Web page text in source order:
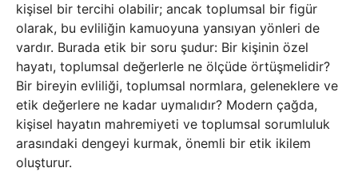
kişisel bir tercihi olabilir; ancak toplumsal bir figür
olarak, bu evliliğin kamuoyuna yansıyan yönleri de
vardır. Burada etik bir soru şudur: Bir kişinin özel
hayatı, toplumsal değerlerle ne ölçüde örtüşmelidir?
Bir bireyin evliliği, toplumsal normlara, geleneklere ve
etik değerlere ne kadar uymalıdır? Modern çağda,
kişisel hayatın mahremiyeti ve toplumsal sorumluluk
arasındaki dengeyi kurmak, önemli bir etik ikilem
oluşturur.